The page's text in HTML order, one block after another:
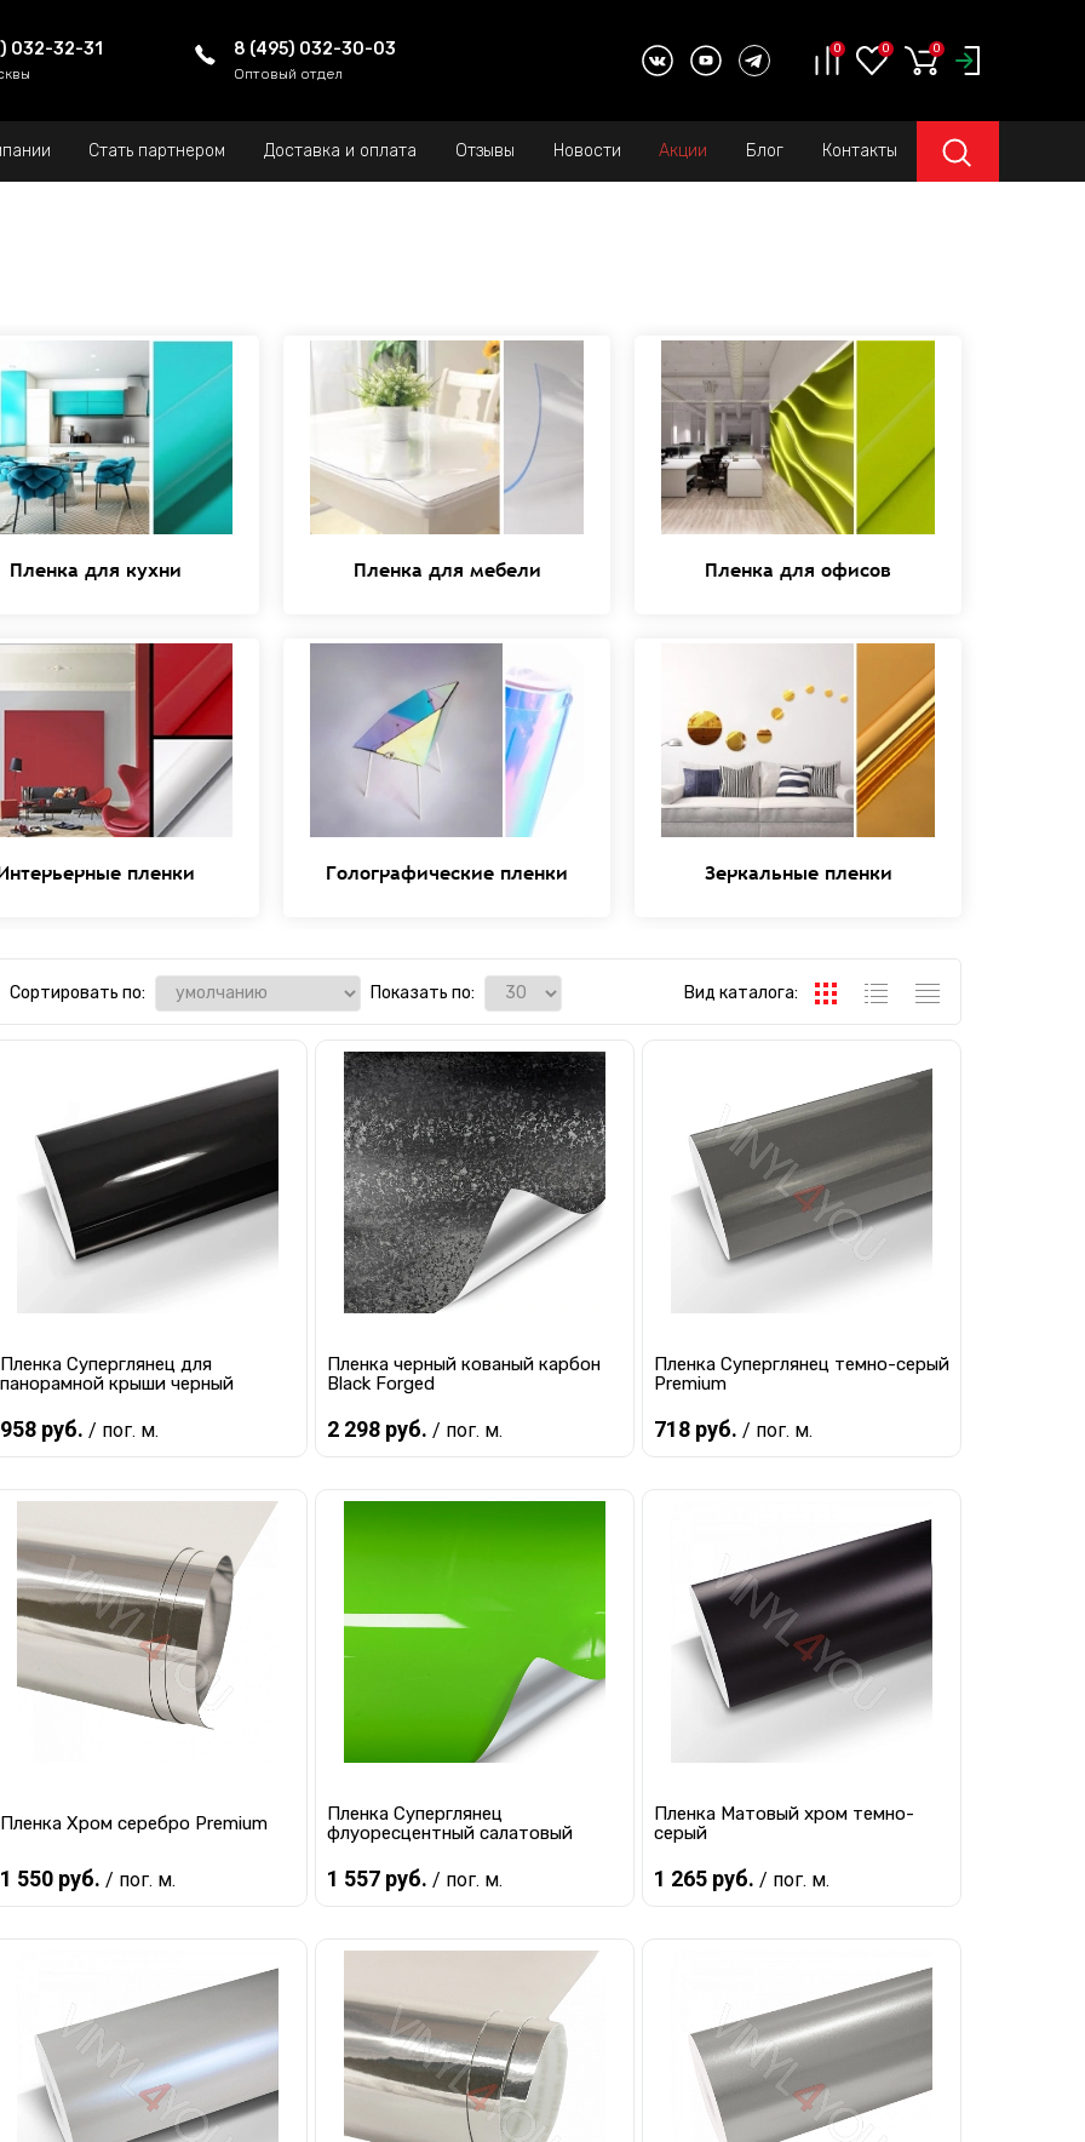
032-32-31 8 (495) 032-30-03
Оптовый отдел
0 0 0
Стать партнером Доставка и оплата Отзывы Новости Акции Блог Контакты
Пленка для кухни Пленка для мебели Пленка для офисов
пленки Голографические пленки Зеркальные пленки
Пленка для стен Цветные пленки
Инструменты для
самоклеящихся пленок
Сортировать по: Показать по: Вид каталога:
Пленка Суперглянец для
панорамной крыши черный
958 руб. / пог. м.
В корзину
Купить в 1 клик К сравнению
В избранное В наличии
Пленка черный кованый карбон
Black Forged
2 298 руб. / пог. м.
В корзину
Пленка Суперглянец темно-серый
Premium
718 руб. / пог. м.
Купить в 1 клик К сравнению
В избранное В наличии
Пленка Хром серебро Premium
1 550 руб. / пог. м.
Купить в 1 клик
В избранное В наличии
Пленка Суперглянец
флуоресцентный салатовый
1 557 руб. / пог. м.
В корзину
Купить в 1 клик К сравнению
В избранное В наличии
Пленка Матовый хром темно-
серый
1 265 руб. / пог. м.
Купить в 1 клик К сравнению
В избранное